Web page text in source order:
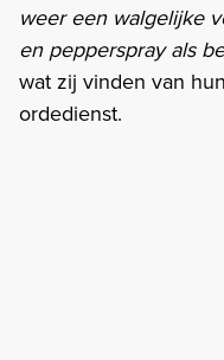
weer een walgelijke
en pepperspray als
wat zij vinden van
ordedienst.